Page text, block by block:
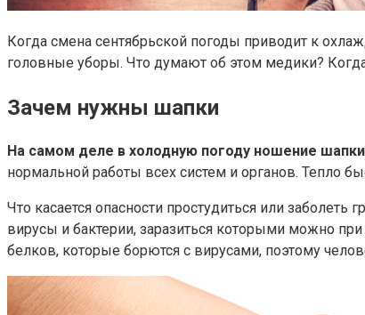
Когда смена сентябрьской погоды приводит к
головные уборы. Что думают об этом медики?
Зачем нужны шапки
На самом деле в холодную погоду ношение
нормальной работы всех систем и органов. Тепло
Что касается опасности простудиться или
вирусы и бактерии, заразиться которыми можно
белков, которые борются с вирусами, поэтому